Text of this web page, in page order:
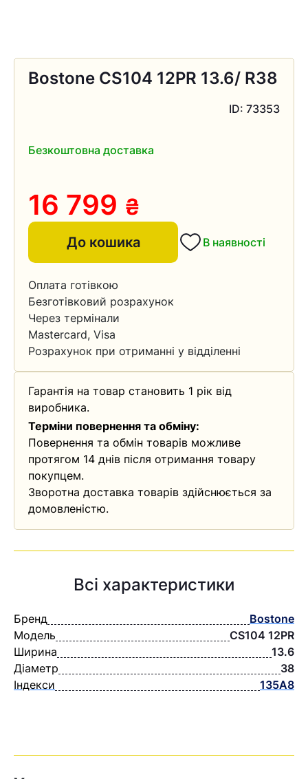
Bostone CS104 12PR 13.6/ R38
ID: 73353
Безкоштовна доставка
16 799 ₴
До кошика В наявності
Оплата готівкою
Безготівковий розрахунок
Через термінали
Mastercard, Visa
Розрахунок при отриманні у відділенні
Гарантія на товар становить 1 рік від
виробника.
Терміни повернення та обміну:
Повернення та обмін товарів можливе
протягом 14 днів після отримання товару
покупцем.
Зворотна доставка товарів здійснюється за
домовленістю.
Всі характеристики
Бренд
Bostone
Модель
CS104 12PR
Ширина
13.6
Діаметр
38
Індекси
135A8